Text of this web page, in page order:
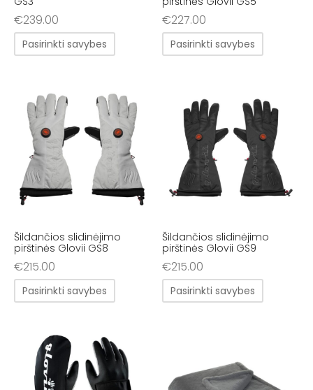
€239.00
Pasirinkti savybes
€227.00
Pasirinkti savybes
Šildančios slidinėjimo
pirštinės Glovii GS8
€215.00
Pasirinkti savybes
Šildančios slidinėjimo
pirštinės Glovii GS9
€215.00
Pasirinkti savybes